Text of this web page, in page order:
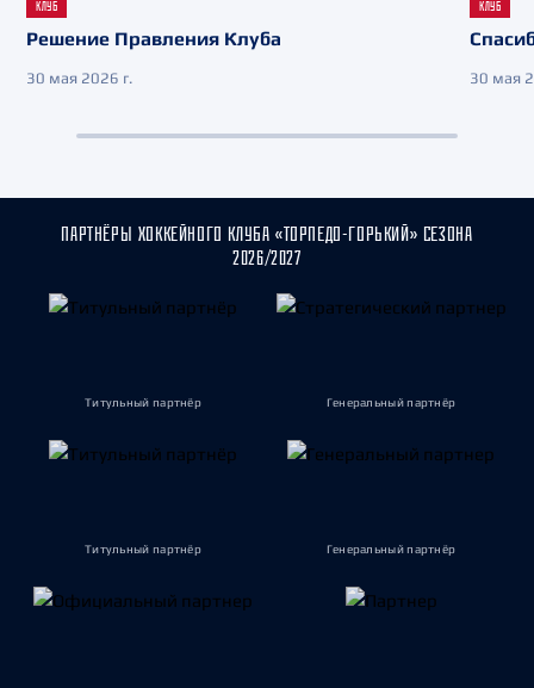
КЛУБ
Решение Правления Клуба
30 мая 2026 г.
КЛУБ
30 мая
ПАРТНЁРЫ ХОККЕЙНОГО КЛУБА «ТОРПЕДО-ГОРЬКИЙ» СЕЗОНА
2026/2027
Титульный партнёр Генеральный партнёр
Титульный партнёр Генеральный партнёр